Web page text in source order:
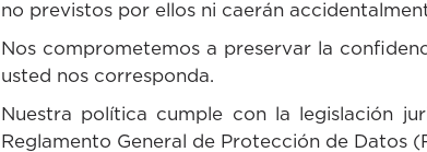
no previstos por ellos ni caerán
Nos comprometemos a preservar la
usted nos corresponda.
Nuestra política cumple con la legislación
Reglamento General de Protección de Datos